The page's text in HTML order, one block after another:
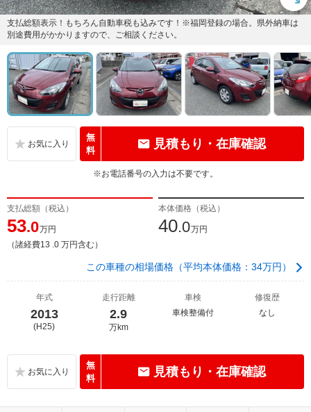
支払総額表示！もちろん自動車税も込みです！※福岡登録の場合。県外納車は
別途費用がかかりますので、ご相談ください。
無
料
見積もり・在庫確認
※お電話番号の入力は不要です。
支払総額（税込）
53.0万円
（諸経費13 .0 万円含む）
本体価格（税込）
40.0万円
この車種の相場価格（平均本体価格：34万円）
年式
2013
(H25)
走行距離
2.9
万km
車検
車検整備付
修復歴
なし
無
料
見積もり・在庫確認